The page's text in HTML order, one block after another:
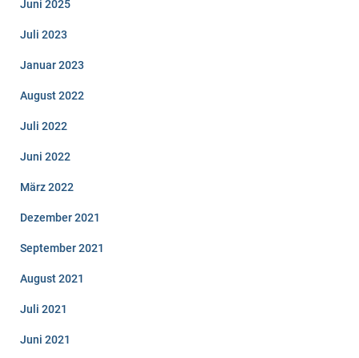
Juni 2025
Juli 2023
Januar 2023
August 2022
Juli 2022
Juni 2022
März 2022
Dezember 2021
September 2021
August 2021
Juli 2021
Juni 2021